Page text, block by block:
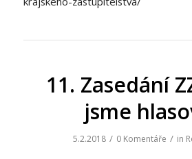
11. Zasedání
jsme
5.2.2018 / 0 Komentáře / in